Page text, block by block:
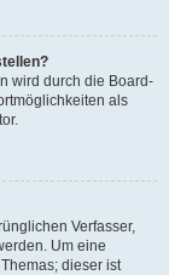
wird durch die Board-
als
Verfasser,
Um eine
dieser ist